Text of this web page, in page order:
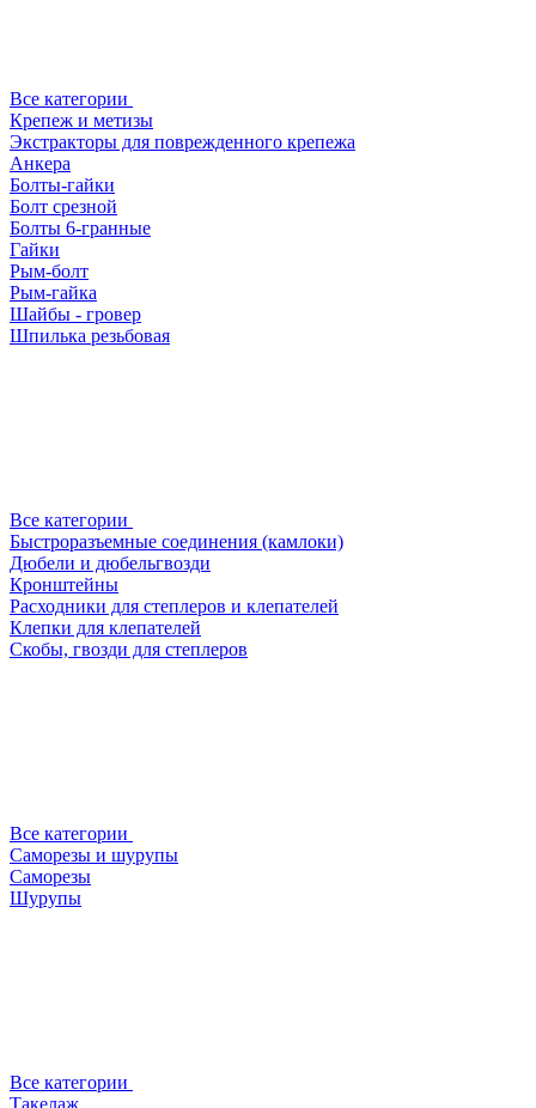
Все категории
Крепеж и метизы
Экстракторы для поврежденного крепежа
Анкера
Болты-гайки
Болт срезной
Болты 6-гранные
Гайки
Рым-болт
Рым-гайка
Шайбы - гровер
Шпилька резьбовая
Все категории
Быстроразъемные соединения (камлоки)
Дюбели и дюбельгвозди
Кронштейны
Расходники для степлеров и клепателей
Клепки для клепателей
Скобы, гвозди для степлеров
Все категории
Саморезы и шурупы
Саморезы
Шурупы
Все категории
Такелаж